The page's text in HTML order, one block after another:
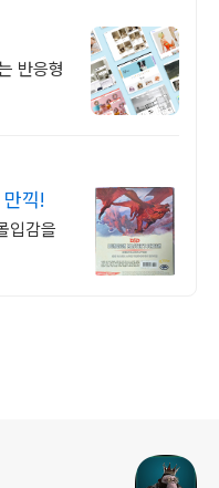
반응형
끽!
입감을